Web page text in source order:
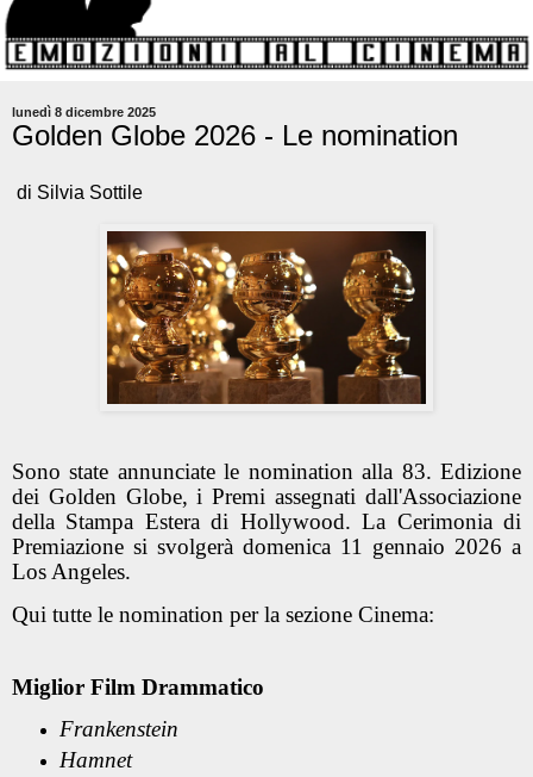
lunedì 8 dicembre 2025
Golden Globe 2026 - Le nomination
di Silvia Sottile
Sono state annunciate le nominationalla 83. Edizione
dei Golden Globe, iPremi assegnati dall'Associazione
della Stampa Estera di Hollywood. La Cerimonia di
Premiazione si svolgerà domenica 11 gennaio 2026 a
Los Angeles.
Qui tutte le nomination per la sezione Cinema:
Miglior Film Drammatico
Frankenstein
Hamnet